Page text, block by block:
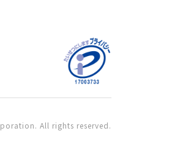
All rights reserved.